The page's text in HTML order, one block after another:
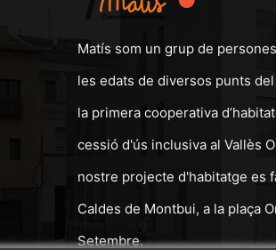
Matís som un grup de
les edats de diversos punts del
la primera cooperativa
cessió d'ús inclusiva al Vallès
nostre projecte d'habitatge es
Caldes de Montbui, a la plaça
Setembre.